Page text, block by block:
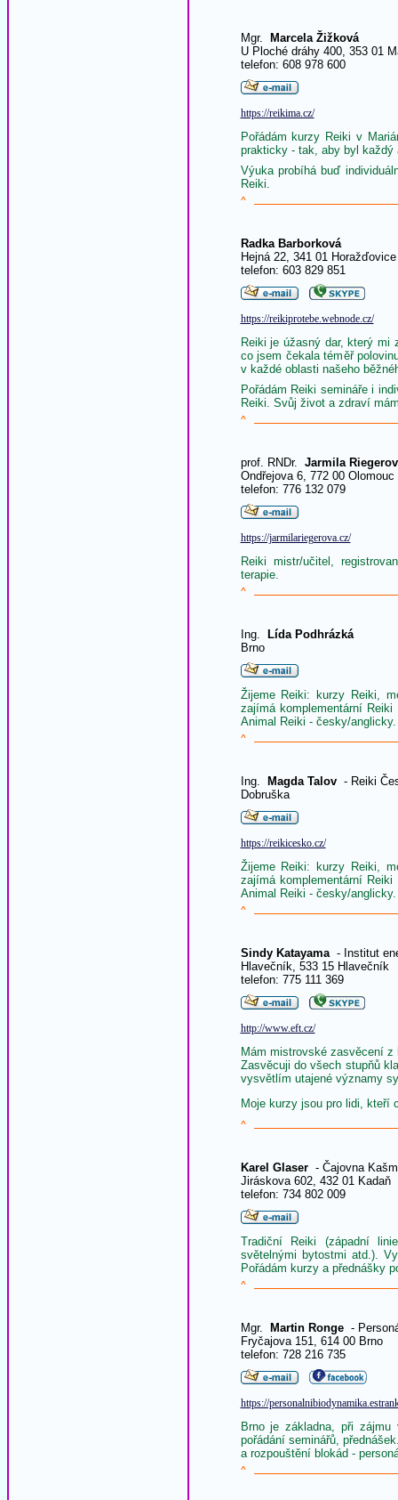
Mgr.
Marcela Žižková
U Ploché dráhy 400, 353 01
telefon: 608 978 600
https://reikima.cz/
Pořádám kurzy Reiki v
prakticky - tak, aby byl každý
Výuka probíhá buď
Reiki.
^
Radka Barborková
Hejná 22, 341 01 Horažďovice
telefon: 603 829 851
https://reikiprotebe.webnode.cz/
Reiki je úžasný dar, který
co jsem čekala téměř
v každé oblasti našeho
Pořádám Reiki semináře i
Reiki. Svůj život a zdraví
^
prof. RNDr. Jarmila
Ondřejova 6, 772 00 Olomouc
telefon: 776 132 079
https://jarmilariegerova.cz/
Reiki mistr/učitel,
terapie.
^
Ing.
Lída Podhrázká
Brno
Žijeme Reiki: kurzy Reiki,
zajímá komplementární
Animal Reiki - česky/anglicky.
^
Ing. Magda Talov- Reiki
Dobruška
https://reikicesko.cz/
Žijeme Reiki: kurzy Reiki,
zajímá komplementární
Animal Reiki - česky/
^
Sindy Katayama- Institut
Hlavečník, 533 15 Hlavečník
telefon: 775 111 369
http://www.eft.cz/
Mám mistrovské zasvěcení z
Zasvěcuji do všech stupňů
vysvětlím utajené významy
Moje kurzy jsou pro lidi, kteří
^
Karel Glaser- Čajovna
Jiráskova 602, 432 01 Kadaň
telefon: 734 802 009
Tradiční Reiki (západní
světelnými bytostmi atd.).
Pořádám kurzy a přednášky
^
Mgr. Martin Ronge-
Fryčajova 151, 614 00 Brno
telefon: 728 216 735
https://
Brno je základna, při
pořádání seminářů,
a rozpouštění blokád -
^